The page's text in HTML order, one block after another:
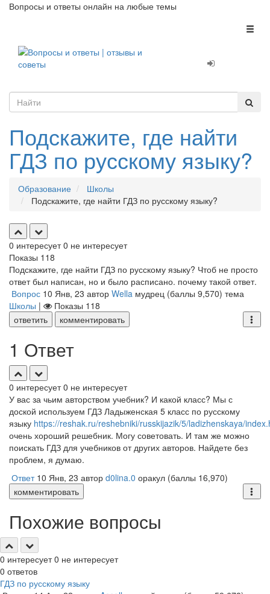
Вопросы и ответы онлайн на любые темы
Подскажите, где найти
ГДЗ по русскому языку?
Образование
Школы
Подскажите, где найти ГДЗ по русскому языку?
0 интересует 0 не интересует
Показы 118
Подскажите, где найти ГДЗ по русскому языку? Чтоб не просто
ответ был написан, но и было расписано. почему такой ответ.
Вопрос 10 Янв, 23 автор Wella мудрец (баллы 9,570) тема
Школы | Показы 118
ответить
комментировать
1 Ответ
0 интересует 0 не интересует
У вас за чьим авторством учебник? И какой класс? Мы с
доской используем ГДЗ Ладыженская 5 класс по русскому
языку https://reshak.ru/reshebniki/russkijazik/5/ladizhenskaya/
очень хороший решебник. Могу советовать. И там же можно
поискать ГДЗ для учебников от других авторов. Найдете без
проблем, я думаю.
Ответ 10 Янв, 23 автор d0lina.0 оракул (баллы 16,970)
комментировать
Похожие вопросы
0 интересует 0 не интересует
0 ответов
ГДЗ по русскому языку